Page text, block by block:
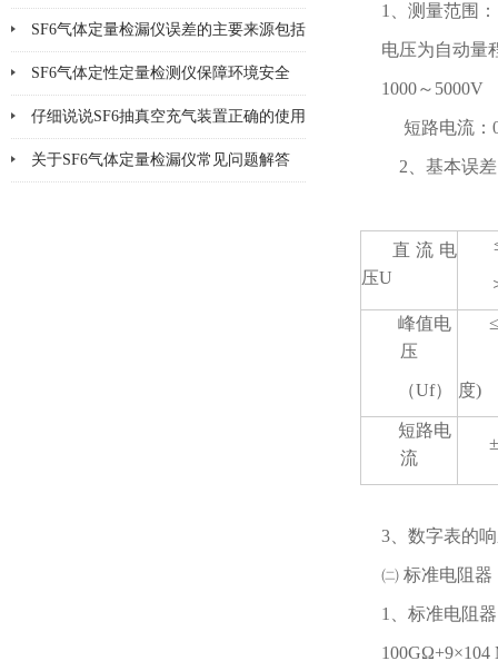
SF6气体定量检漏仪误差的主要来源包括
哪8个方面
SF6气体定性定量检测仪保障环境安全
仔细说说SF6抽真空充气装置正确的使用
方法
关于SF6气体定量检漏仪常见问题解答
1、测量范围：
电压为自动量
1000～5000V
短路电流：
2、基本误
直流电
压U
峰值电
压
（Uf）
度)
短路电
流
3、数字表的
㈡ 标准电阻器
1、标准电阻
100GΩ+9×104